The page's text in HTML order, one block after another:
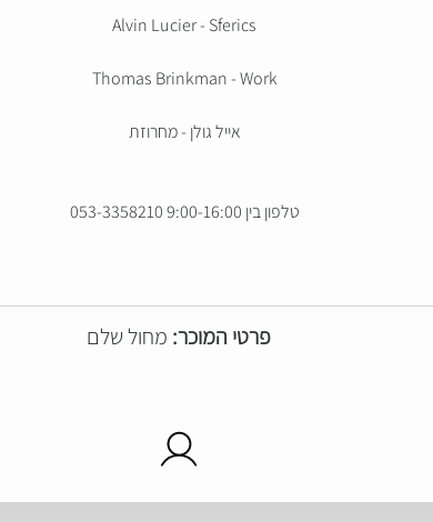
Alvin Lucier - Sferics
Thomas Brinkman - Work
אייל גולן - מחרוזת
טלפון בין 9:00-16:00 053-3358210
פרטי המוכר: מחול שלם